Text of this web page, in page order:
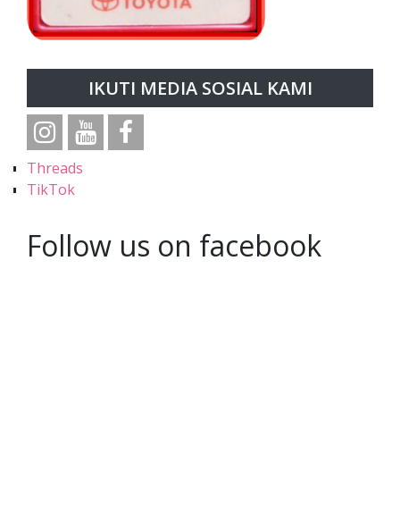
IKUTI MEDIA SOSIAL KAMI
Threads
TikTok
Follow us on facebook